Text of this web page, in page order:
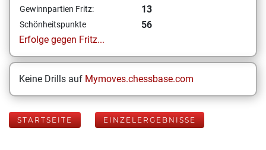
Gewinnpartien Fritz: 13
Schönheitspunkte
56
Erfolge gegen Fritz...
Keine Drills auf Mymoves.chessbase.com
STARTSEITE EINZELERGEBNISSE